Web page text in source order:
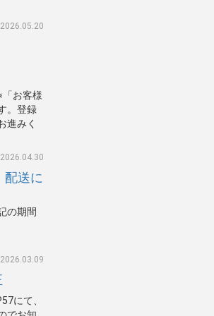
2026.05.20
お客様
。登録
進みく
2026.04.30
送に
の期間
2026.03.09
にて、